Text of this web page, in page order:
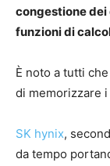
congestione dei
funzioni di
È noto a tutti
di memorizzare
SK hynix,
da tempo